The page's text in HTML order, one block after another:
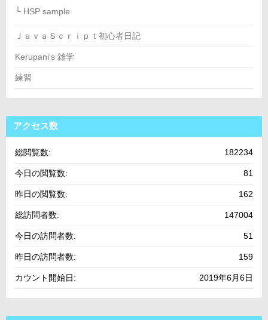
└ HSP sample
ＪａｖａＳｃｒｉｐｔ初心者日記
Kerupani's 雑学
練習
アクセス数
182234
総閲覧数:
81
今日の閲覧数:
162
昨日の閲覧数:
147004
総訪問者数:
51
今日の訪問者数:
159
昨日の訪問者数:
2019年6月6日
カウント開始日: